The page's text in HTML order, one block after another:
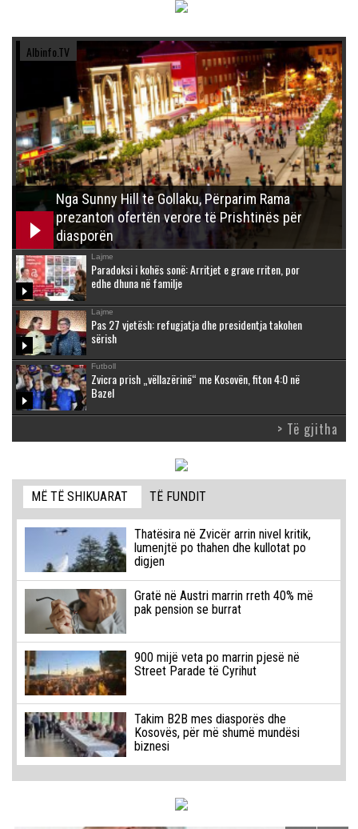
Albinfo.TV
Nga Sunny Hill te Gollaku, Përparim Rama
prezanton ofertën verore të Prishtinës për
diasporën
Lajme
Paradoksi i kohës sonë: Arritjet e grave rriten, por
edhe dhuna në familje
Lajme
Pas 27 vjetësh: refugjatja dhe presidentja takohen
sërish
Futboll
Zvicra prish „vëllazërinë“ me Kosovën, fiton 4:0 në
Bazel
> Të gjitha
MË TË SHIKUARAT TË FUNDIT
Thatësira në Zvicër arrin nivel kritik,
lumenjtë po thahen dhe kullotat po
digjen
Gratë në Austri marrin rreth 40% më
pak pension se burrat
900 mijë veta po marrin pjesë në
Street Parade të Cyrihut
Takim B2B mes diasporës dhe
Kosovës, për më shumë mundësi
biznesi